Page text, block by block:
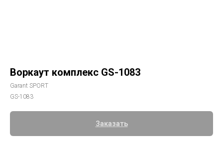
Воркаут комплекс GS-1083
Garant SPORT
GS-1083
Заказать